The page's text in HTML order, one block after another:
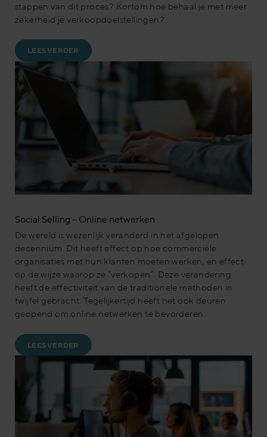
stappen van dit proces? Kortom hoe behaal je met meer
zekerheid je verkoopdoelstellingen?
LEES VERDER
Social Selling – Online netwerken
De wereld is wezenlijk veranderd in het afgelopen
decennium. Dit heeft effect op hoe commerciële
organisaties met hun klanten moeten werken, en effect
op de wijze waarop ze “verkopen”. Deze verandering
heeft de effectiviteit van de traditionele methoden in
twijfel gebracht. Tegelijkertijd heeft het ook deuren
geopend om online netwerken te bevorderen.
LEES VERDER